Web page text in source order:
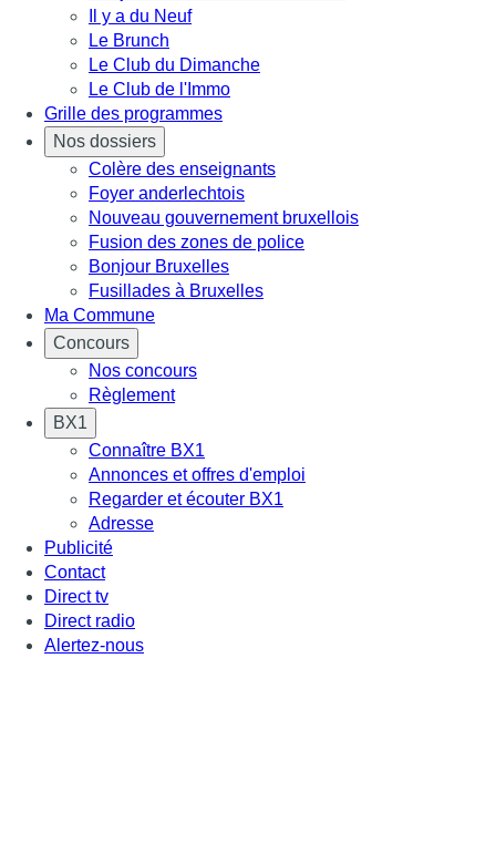
Il y a du Neuf
Le Brunch
Le Club du Dimanche
Le Club de l'Immo
Grille des programmes
Nos dossiers
Colère des enseignants
Foyer anderlechtois
Nouveau gouvernement bruxellois
Fusion des zones de police
Bonjour Bruxelles
Fusillades à Bruxelles
Ma Commune
Concours
Nos concours
Règlement
BX1
Connaître BX1
Annonces et offres d'emploi
Regarder et écouter BX1
Adresse
Publicité
Contact
Direct tv
Direct radio
Alertez-nous